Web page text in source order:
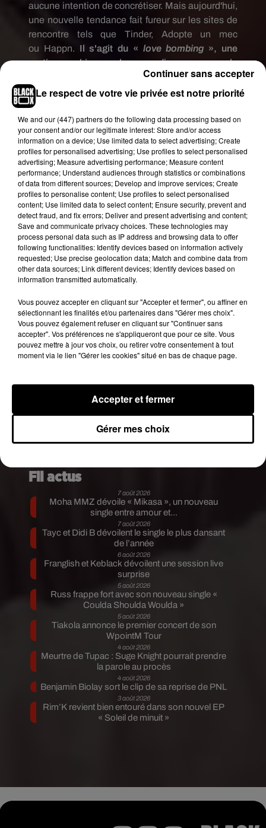
aucune intention de concrétiser. Mais aujourd'hui,
une nouvelle tendance fait fureur sur les sites de
rencontre tels que Tinder, Adopte un mec
ou Happn. Il s'agit du « lovebombing », une
pratique bien plus sadique que le
d'après une analyse du site
Business Insider ettrès proche du «ghosting».
Traduit pas un ‘'bombardement d'amour'', cette
technique de drague est aussi bien pratiquée par
les hommes que par les femmes.Le but est
d'exprimer avec beaucoup, BEAUCOUP
d'excès une attirance et une affection pour une
personne dès les premiers échangessur une
application ou un site de rencontre. Puis, au bout
de quelques jours, lorsque la proie est à fond et
complètement love,le prédateur effectue un
virage à 360° en changeant littéralement
d'attitude : distance, froideur, voire même
UN JEU MALSAIN QUI INQUIETE LES
SPECIALISTES
Et là commence la phase la plus difficile, la plus
cruelle pour la proie. Complètement délaissée et
dépression où le questionnement et la remise en
question hantent son esprit.Les spécialistes
décrivent ainsi les adeptes du «lovebombing»
comme étant des «pervers narcissiques
avides de pouvoir.
Fil actus
7 août 2026
Moha MMZ dévoile « Mikasa », un nouveau
single entre amour et...
7 août 2026
Tayc et Didi B dévoilent le single le plus dansant
de l’année
6 août 2026
Franglish et Keblack dévoilent une session live
surprise
5 août 2026
Russ frappe fort avec son nouveau single «
Coulda Shoulda Woulda »
5 août 2026
Tiakola annonce le premier concert de son
WpointM Tour
4 août 2026
Meurtre de Tupac : Suge Knight pourrait prendre
la parole au procès
4 août 2026
Benjamin Biolay sort le clip de sa reprise de PNL
3 août 2026
Rim’K revient bien entouré dans son nouvel EP
« Soleil de minuit »
Le respect de votre vie privée est notre priorité
We and our (447) partnersdo the following data processing based on
your consent and/or our legitimate interest: Store and/or access
information on a device; Use limited data to select advertising; Create
profiles for personalised advertising; Use profiles to select personalised
advertising; Measure advertising performance; Measure content
performance; Understand audiences through statistics or combinations
of data from different sources; Develop and improve services; Create
profiles to personalise content; Use profiles to select personalised
content; Use limited data to select content; Ensure security, prevent and
detect fraud, and fix errors; Deliver and present advertising and content;
Save and communicate privacy choices. These technologies may
process personal data such as IP address and browsing data to offer
following functionalities: Identify devices based on information actively
requested; Use precise geolocation data; Match and combine data from
other data sources; Link different devices; Identify devices based on
information transmitted automatically.
Vous pouvez accepter en cliquant sur "Accepter et fermer", ou affiner en
sélectionnant les finalités et/ou partenaires dans "Gérer mes choix".
Vous pouvez également refuser en cliquant sur "Continuer sans
accepter". Vos préférences ne s'appliqueront que pour ce site. Vous
pouvez mettre à jour vos choix, ou retirer votre consentement à tout
moment via le lien "Gérer les cookies" situé en bas de chaque page.
Gérer mes choix
Accepter et fermer
Continuer sans accepter